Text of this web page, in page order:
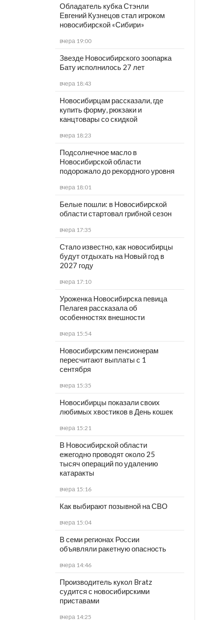
Обладатель кубка Стэнли
Евгений Кузнецов стал игроком
новосибирской «Сибири»
вчера 19:00
Звезде Новосибирского зоопарка
Бату исполнилось 27 лет
вчера 18:43
Новосибирцам рассказали, где
купить форму, рюкзаки и
канцтовары со скидкой
вчера 18:23
Подсолнечное масло в
Новосибирской области
подорожало до рекордного уровня
вчера 18:01
Белые пошли: в Новосибирской
области стартовал грибной сезон
вчера 17:35
Стало известно, как новосибирцы
будут отдыхать на Новый год в
2027 году
вчера 17:10
Уроженка Новосибирска певица
Пелагея рассказала об
особенностях внешности
вчера 15:54
Новосибирским пенсионерам
пересчитают выплаты с 1
сентября
вчера 15:35
Новосибирцы показали своих
любимых хвостиков в День кошек
вчера 15:21
В Новосибирской области
ежегодно проводят около 25
тысяч операций по удалению
катаракты
вчера 15:16
Как выбирают позывной на СВО
вчера 15:04
В семи регионах России
объявляли ракетную опасность
вчера 14:46
Производитель кукол Bratz
судится с новосибирскими
приставами
вчера 14:25